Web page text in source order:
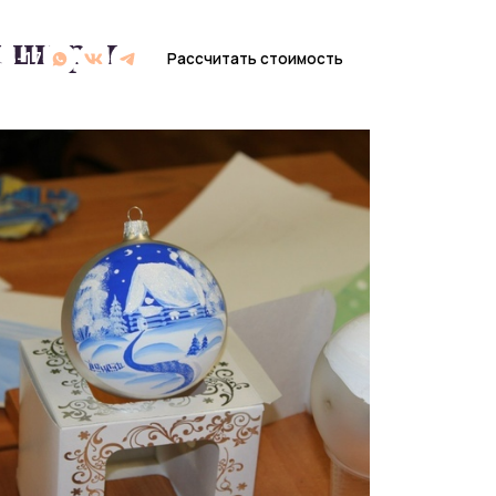
Рассчитать стоимость
Рассчитать стоимость
шаров